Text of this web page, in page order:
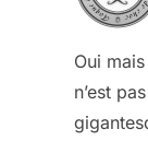
Oui
n’est